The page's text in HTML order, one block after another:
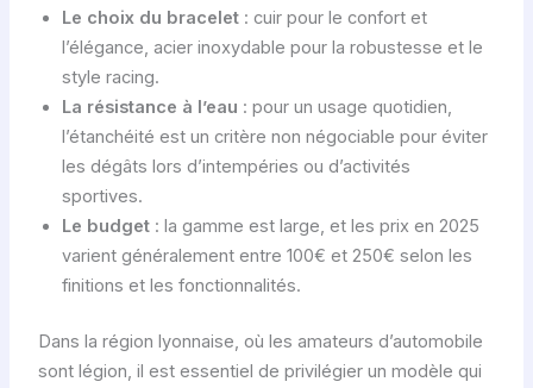
Le choix du bracelet: cuir pour le confort et
l’élégance, acier inoxydable pour la robustesse et le
style racing.
La résistance à l’eau : pour un usage quotidien,
l’étanchéité est un critère non négociable pour éviter
les dégâts lors d’intempéries ou d’activités
sportives.
Le budget: la gamme est large, et les prix en 2025
varient généralement entre 100€ et 250€ selon les
finitions et les fonctionnalités.
Dans la région lyonnaise, où les amateurs d’automobile
sont légion, il est essentiel de privilégier un modèle qui